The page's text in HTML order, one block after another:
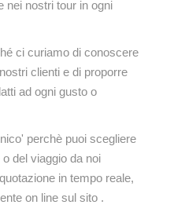
nei nostri tour in ogni
ci curiamo di conoscere
clienti e di proporre
ad ogni gusto o
perchè puoi scegliere
del viaggio da noi
in tempo reale,
on line sul sito .